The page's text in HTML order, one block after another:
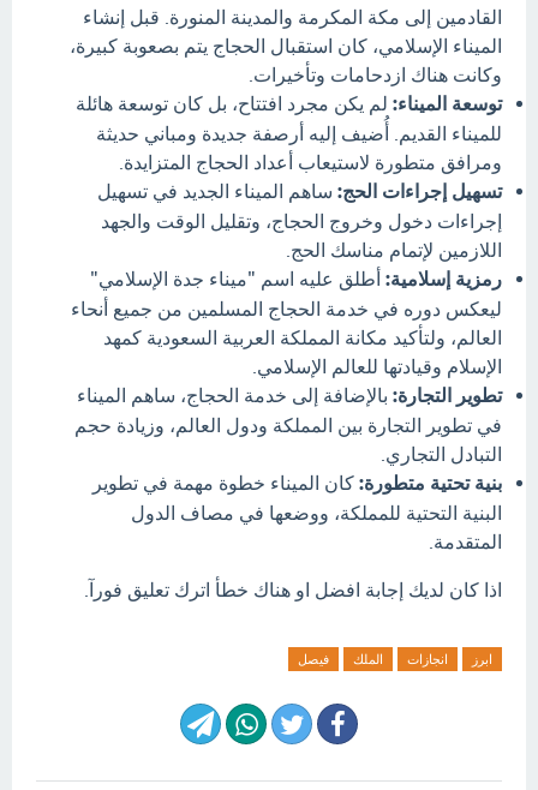
القادمين إلى مكة المكرمة والمدينة المنورة. قبل إنشاء
الميناء الإسلامي، كان استقبال الحجاج يتم بصعوبة كبيرة،
وكانت هناك ازدحامات وتأخيرات.
توسعة الميناء: لم يكن مجرد افتتاح، بل كان توسعة هائلة
للميناء القديم. أُضيف إليه أرصفة جديدة ومباني حديثة
ومرافق متطورة لاستيعاب أعداد الحجاج المتزايدة.
تسهيل إجراءات الحج: ساهم الميناء الجديد في تسهيل
إجراءات دخول وخروج الحجاج، وتقليل الوقت والجهد
اللازمين لإتمام مناسك الحج.
رمزية إسلامية: أطلق عليه اسم "ميناء جدة الإسلامي"
ليعكس دوره في خدمة الحجاج المسلمين من جميع أنحاء
العالم، ولتأكيد مكانة المملكة العربية السعودية كمهد
الإسلام وقيادتها للعالم الإسلامي.
تطوير التجارة: بالإضافة إلى خدمة الحجاج، ساهم الميناء
في تطوير التجارة بين المملكة ودول العالم، وزيادة حجم
التبادل التجاري.
بنية تحتية متطورة: كان الميناء خطوة مهمة في تطوير
البنية التحتية للمملكة، ووضعها في مصاف الدول
المتقدمة.
اذا كان لديك إجابة افضل او هناك خطأ اترك تعليق فورآ.
ابرز انجازات الملك فيصل